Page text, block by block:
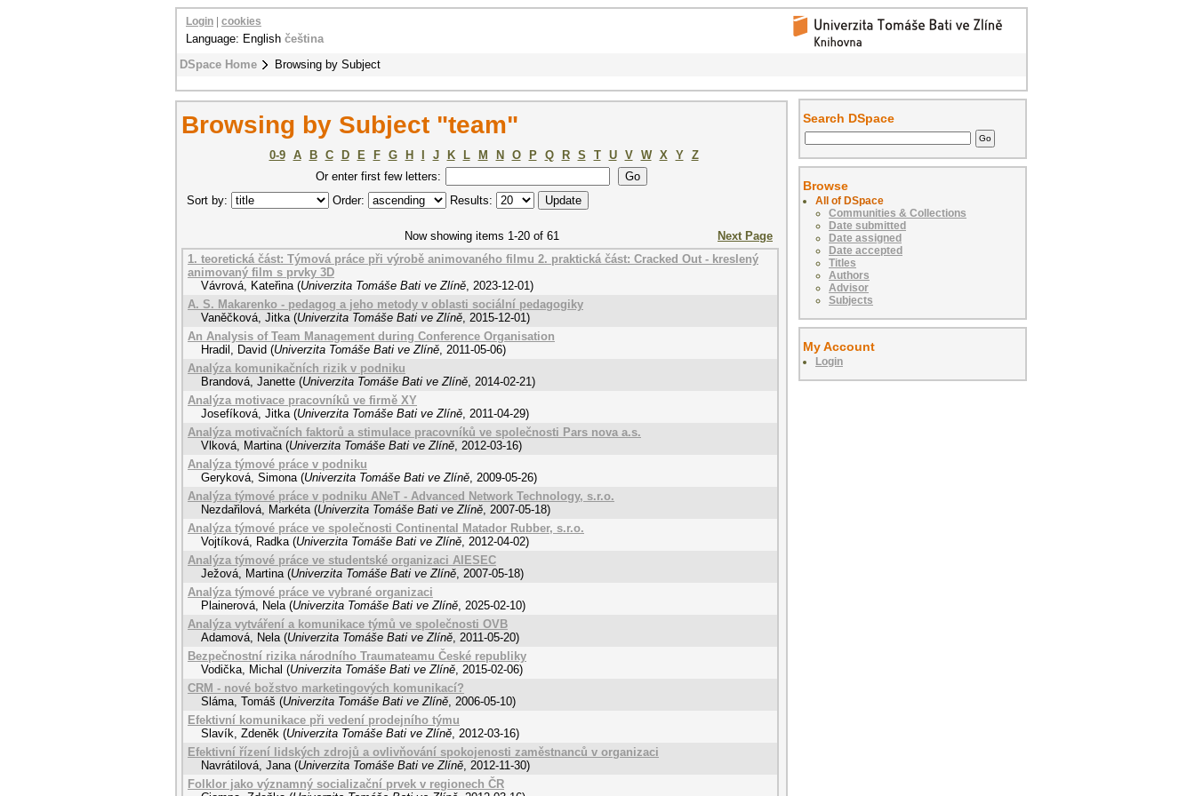
DSpace Home Browsing by Subject
Login cookies
Language: English čeština
Browsing by Subject "team"
0-9 A B C D E F G H J K L M N O P Q R S T U V W X Y
Z
Or enter first few letters:
Sort by:
Order: Results:
Now showing items 1-20 of 61
Next Page
1. teoretická část: Týmová práce při výrobě animovaného filmu 2. praktická část: Cracked Out - kreslený
animovaný film s prvky 3D
Vávrová, Kateřina (Univerzita Tomáše Bati ve Zlíně, 2023-12-01)
A. S. Makarenko - pedagog a jeho metody v oblasti sociální pedagogiky
Vaněčková, Jitka (Univerzita Tomáše Bati ve Zlíně, 2015-12-01)
An Analysis of Team Management during Conference Organisation
Hradil, David (Univerzita Tomáše Bati ve Zlíně, 2011-05-06)
Analýza komunikačních rizik v podniku
Brandová, Janette (Univerzita Tomáše Bati ve Zlíně, 2014-02-21)
Analýza motivace pracovníků ve firmě XY
Josefíková, Jitka (Univerzita Tomáše Bati ve Zlíně, 2011-04-29)
Analýza motivačních faktorů a stimulace pracovníků ve společnosti Pars nova a.s.
Vlková, Martina (Univerzita Tomáše Bati ve Zlíně, 2012-03-16)
Analýza týmové práce v podniku
Geryková, Simona (Univerzita Tomáše Bati ve Zlíně, 2009-05-26)
Analýza týmové práce v podniku ANeT - Advanced Network Technology, s.r.o.
Nezdařilová, Markéta (Univerzita Tomáše Bati ve Zlíně, 2007-05-18)
Analýza týmové práce ve společnosti Continental Matador Rubber, s.r.o.
Vojtíková, Radka (Univerzita Tomáše Bati ve Zlíně, 2012-04-02)
Analýza týmové práce ve studentské organizaci AIESEC
Ježová, Martina (Univerzita Tomáše Bati ve Zlíně, 2007-05-18)
Analýza týmové práce ve vybrané organizaci
Plainerová, Nela (Univerzita Tomáše Bati ve Zlíně, 2025-02-10)
Analýza vytváření a komunikace týmů ve společnosti OVB
Adamová, Nela (Univerzita Tomáše Bati ve Zlíně, 2011-05-20)
Bezpečnostní rizika národního Traumateamu České republiky
Vodička, Michal (Univerzita Tomáše Bati ve Zlíně, 2015-02-06)
CRM - nové božstvo marketingových komunikací?
Sláma, Tomáš (Univerzita Tomáše Bati ve Zlíně, 2006-05-10)
Efektivní komunikace při vedení prodejního týmu
Slavík, Zdeněk (Univerzita Tomáše Bati ve Zlíně, 2012-03-16)
Efektivní řízení lidských zdrojů a ovlivňování spokojenosti zaměstnanců v organizaci
Navrátilová, Jana (Univerzita Tomáše Bati ve Zlíně, 2012-11-30)
Folklor jako významný socializační prvek v regionech ČR
Search DSpace
Browse
All of DSpace
Communities & Collections
Date submitted
Date assigned
Date accepted
Titles
Authors
Advisor
Subjects
My Account
Login